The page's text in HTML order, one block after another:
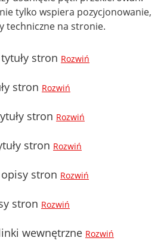
tylko wspiera pozycjonowanie,
techniczne na stronie.
stron Rozwiń
stron Rozwiń
stron Rozwiń
stron Rozwiń
stron Rozwiń
stron Rozwiń
wewnętrzne Rozwiń